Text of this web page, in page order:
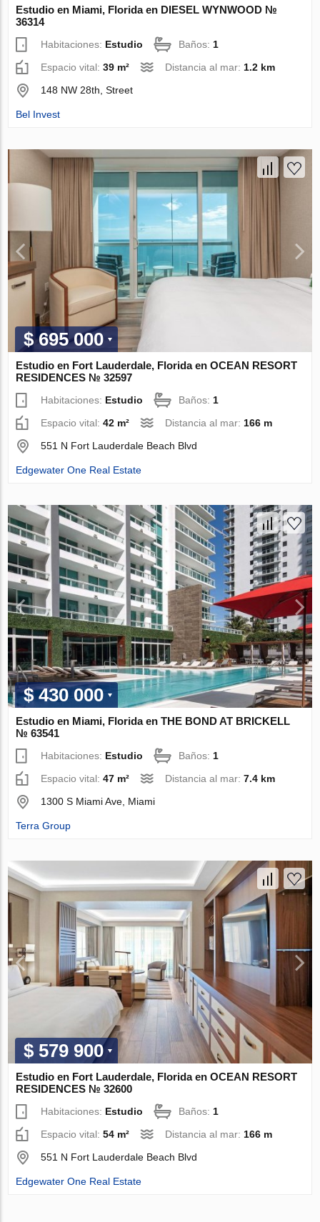
Estudio en Miami, Florida en DIESEL WYNWOOD №
36314
Habitaciones: Estudio Baños:1
Espacio vital:39 m² Distancia al mar:1.2 km
148 NW 28th, Street
Bel Invest
$ 695 000
Estudio en Fort Lauderdale, Florida en OCEAN RESORT
RESIDENCES № 32597
Habitaciones: Estudio Baños: 1
Espacio vital:42 m² Distancia al mar: 166 m
551 N Fort Lauderdale Beach Blvd
Edgewater One Real Estate
$ 430 000
Estudio en Miami, Florida en THE BOND AT BRICKELL
№ 63541
Habitaciones: Estudio Baños: 1
Espacio vital:47 m² Distancia al mar:7.4 km
1300 S Miami Ave, Miami
Terra Group
$ 579 900
Estudio en Fort Lauderdale, Florida en OCEAN RESORT
RESIDENCES № 32600
Habitaciones: Estudio Baños: 1
Espacio vital:54 m² Distancia al mar: 166 m
551 N Fort Lauderdale Beach Blvd
Edgewater One Real Estate